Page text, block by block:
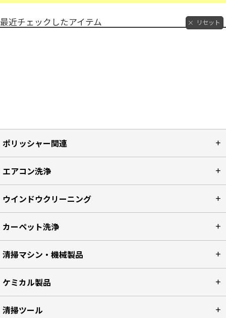
最近チェックしたアイテム リセット
ポリッシャー関連
エアコン洗浄
ウインドウクリーニング
カーペット洗浄
清掃マシン・機械製品
ケミカル製品
清掃ツール